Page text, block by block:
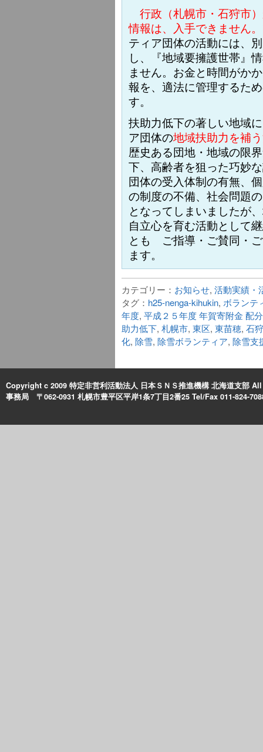
行政（札幌市・石狩市
情報は、入手できません。
ティア団体の活動には、
し、『地域要擁護世帯』
ません。お金と時間がか
報を、適法に管理するた
す。
扶助力低下の著しい地域
ア団体の地域扶助力を補
歴史ある団地・地域の限
下、高齢者を狙った巧妙
団体の受入体制の有無、
の制度の不備、社会問題
となってしまいましたが
自立心を育む活動として
とも ご指導・ご賛同・
ます。
カテゴリー： お知らせ, 活動実績・
タグ： h25-nenga-kihukin, ボランテ
年度, 平成２５年度 年賀寄附金 配
助力低下, 札幌市, 東区, 東苗穂, 石
化, 除雪, 除雪ボランティア, 除雪支
Copyright c 2009 特定非営利活動法人 日本ＳＮＳ推進機構 北海道支部
事務局 〒062-0931 札幌市豊平区平岸1条7丁目2番25 Tel/Fax 011-824-